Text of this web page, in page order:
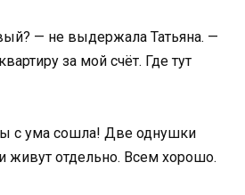
— не выдержала Татьяна. —
за мой счёт. Где тут
с ума сошла! Две однушки
живут отдельно. Всем хорошо.